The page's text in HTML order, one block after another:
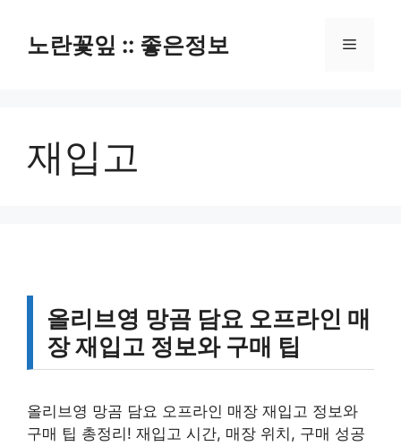
노란꽃잎 :: 좋은정보 메
재입고
올리브영 망곰 담요 오프라인 매
장 재입고 정보와 구매 팁
올리브영 망곰 담요 오프라인 매장 재입고 정보와
구매 팁 총정리! 재입고 시간, 매장 위치, 구매 성공